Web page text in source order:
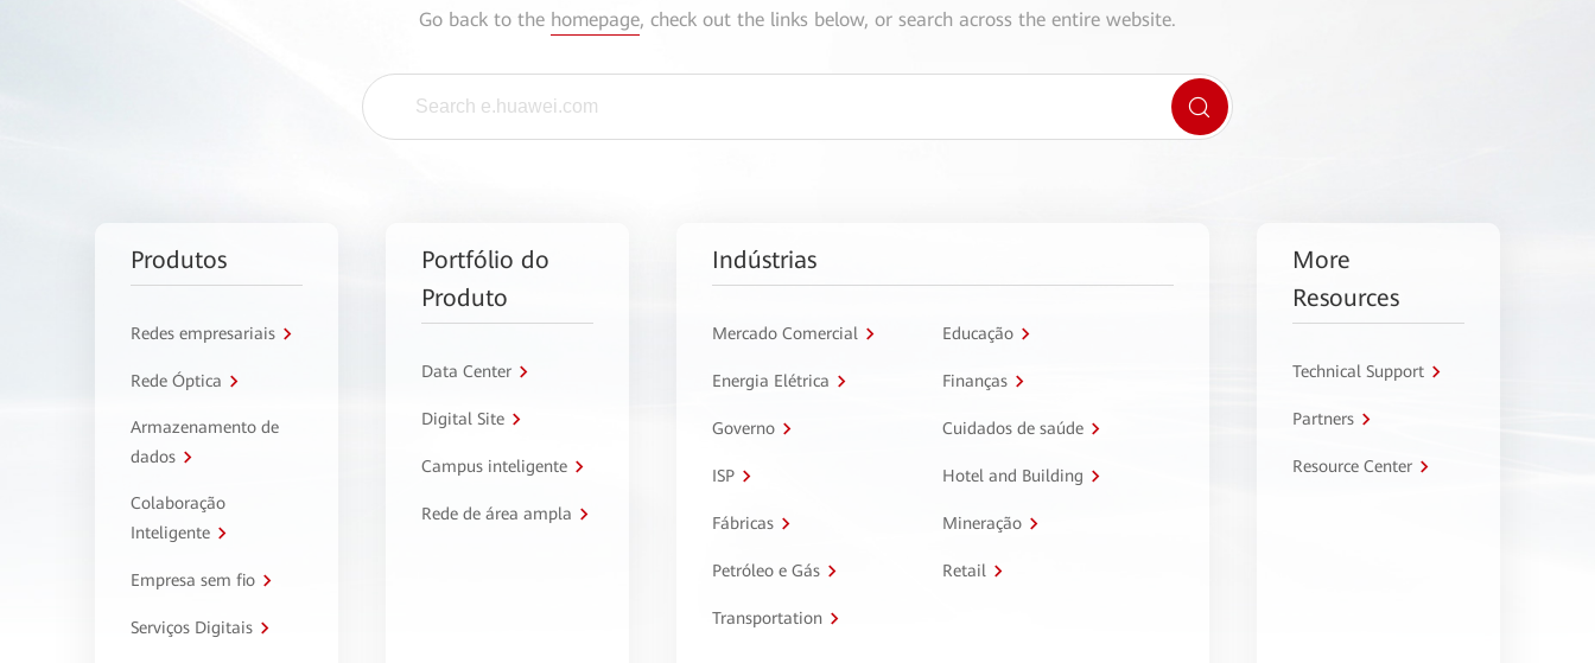
Go back to the homepage, check out the links below, or search across the entire website.
Produtos
Redes empresariais
Rede Óptica
Armazenamento de
dados
Colaboração
Inteligente
Empresa sem fio
Serviços Digitais
Portfólio do
Produto
Data Center
Digital Site
Campus inteligente
Rede de área ampla
Indústrias
Mercado Comercial Educação
Energia Elétrica Finanças
Governo Cuidados de saúde
ISP Hotel and Building
Fábricas Mineração
Petróleo e Gás Retail
Transportation
More
Resources
Technical Support
Partners
Resource Center